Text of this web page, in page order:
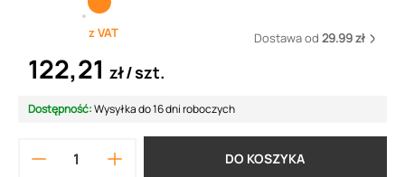
z VAT Dostawa od 29.99 zł
122,21 zł szt.
Dostępność:Wysyłka do 16 dni roboczych
DO KOSZYKA